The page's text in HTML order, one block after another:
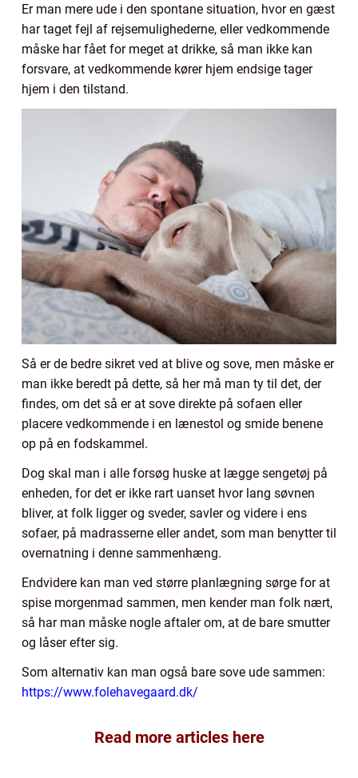
Er man mere ude i den spontane situation, hvor en gæst
har taget fejl af rejsemulighederne, eller vedkommende
måske har fået for meget at drikke, så man ikke kan
forsvare, at vedkommende kører hjem endsige tager
hjem i den tilstand.
Så er de bedre sikret ved at blive og sove, men måske er
man ikke beredt på dette, så her må man ty til det, der
findes, om det så er at sove direkte på sofaen eller
placere vedkommende i en lænestol og smide benene
op på en fodskammel.
Dog skal man i alle forsøg huske at lægge sengetøj på
enheden, for det er ikke rart uanset hvor lang søvnen
bliver, at folk ligger og sveder, savler og videre i ens
sofaer, på madrasserne eller andet, som man benytter til
overnatning i denne sammenhæng.
Endvidere kan man ved større planlægning sørge for at
spise morgenmad sammen, men kender man folk nært,
så har man måske nogle aftaler om, at de bare smutter
og låser efter sig.
Som alternativ kan man også bare sove ude sammen:
https://www.folehavegaard.dk/
Read more articles here